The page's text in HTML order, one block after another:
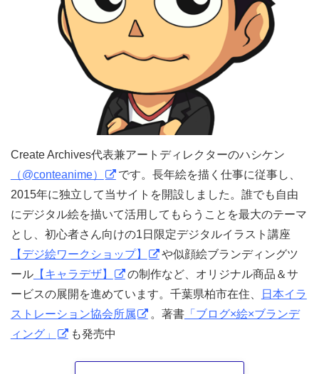
Create Archives代表兼アートディレクターのハシケン
（@conteanime）
です。長年絵を描く仕事に従事し、
2015年に独立して当サイトを開設しました。誰でも自由
にデジタル絵を描いて活用してもらうことを最大のテーマ
とし、初心者さん向けの1日限定デジタルイラスト講座
【デジ絵ワークショップ】
や似顔絵ブランディングツ
ール【キャラデザ】
の制作など、オリジナル商品＆サ
ービスの展開を進めています。千葉県柏市在住、
日本イラ
ストレーション協会所属
。著書「ブログ×絵×ブランデ
ィング」
も発売中